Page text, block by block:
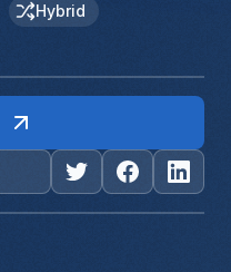
Hybrid